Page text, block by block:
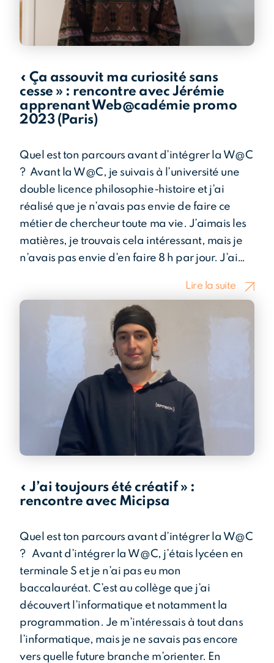
Téléchargez la brochure
« Ça assouvit ma curiosité sans
cesse » : rencontre avec Jérémie
apprenant Web@cadémie promo
2023 (Paris)
Quel est ton parcours avant d’intégrer la W@C
? Avant la W@C, je suivais à l’université une
double licence philosophie-histoire et j’ai
réalisé que je n’avais pas envie de faire ce
métier de chercheur toute ma vie. J’aimais les
matières, je trouvais cela intéressant, mais je
n’avais pas envie d’en faire 8 h par jour. J’ai…
Lire la suite
« J’ai toujours été créatif » :
rencontre avec Micipsa
Quel est ton parcours avant d’intégrer la W@C
? Avant d’intégrer la W@C, j’étais lycéen en
terminale S et je n’ai pas eu mon
baccalauréat. C’est au collège que j’ai
découvert l’informatique et notamment la
programmation. Je m’intéressais à tout dans
l’informatique, mais je ne savais pas encore
vers quelle future branche m’orienter. En